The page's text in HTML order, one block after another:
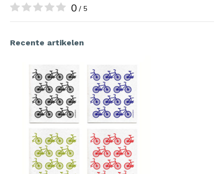
0 / 5
Recente artikelen